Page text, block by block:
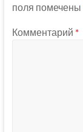
поля помечены
Комментарий *